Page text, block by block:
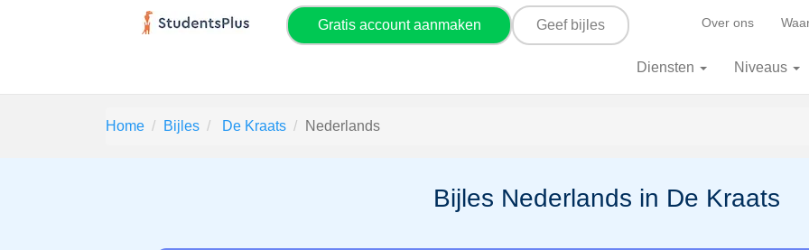
Gratis account aanmaken Geef bijles Over ons
Diensten Niveaus
Home Bijles De Kraats Nederlands
Bijles Nederlands in De Kraats